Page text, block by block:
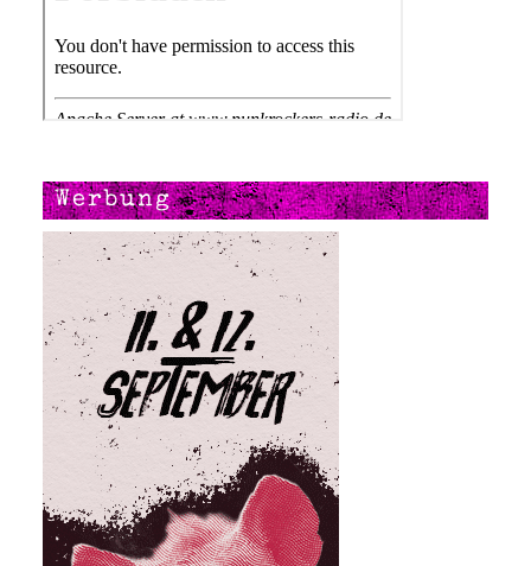
Werbung